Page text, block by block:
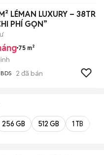
LÉMAN LUXURY – 38TR
PHÍ GỌN”
75 m²
2 đã bán
256 GB 512 GB 1 TB